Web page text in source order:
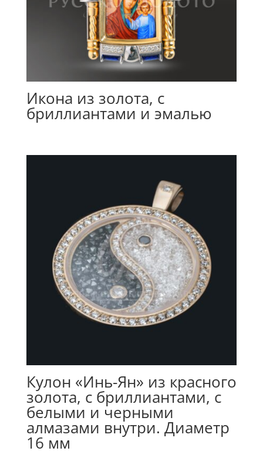
Икона из золота, с
бриллиантами и эмалью
Кулон «Инь-Ян» из красного
золота, с бриллиантами, с
белыми и черными
алмазами внутри. Диаметр
16 мм